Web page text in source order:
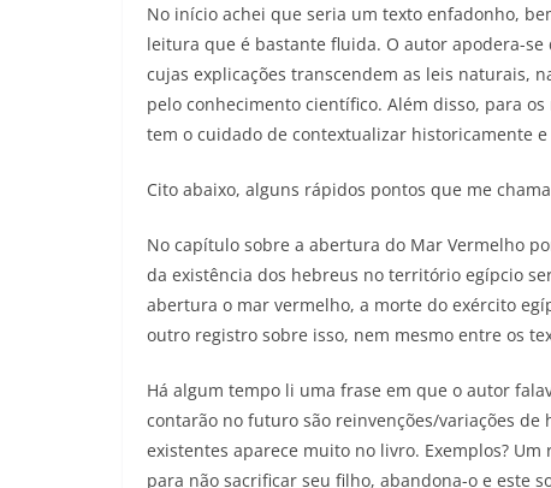
No início achei que seria um texto enfadonho,
leitura que é bastante fluida. O autor apodera-
cujas explicações transcendem as leis naturais,
pelo conhecimento científico. Além disso, para
tem o cuidado de contextualizar historicamente
Cito abaixo, alguns rápidos pontos que me
No capítulo sobre a abertura do Mar Vermelho
da existência dos hebreus no território egípcio
abertura o mar vermelho, a morte do exército
outro registro sobre isso, nem mesmo entre os
Há algum tempo li uma frase em que o autor
contarão no futuro são reinvenções/variações
existentes aparece muito no livro. Exemplos?
para não sacrificar seu filho, abandona-o e este